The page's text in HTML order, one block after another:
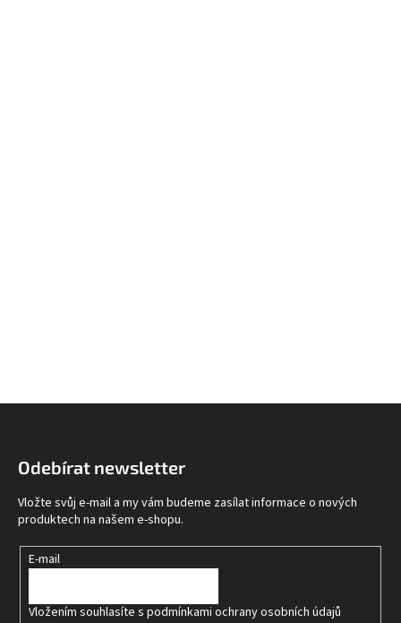
Odebírat newsletter
Vložte svůj e-mail a my vám budeme zasílat informace o nových
produktech na našem e-shopu.
E-mail
Vložením souhlasíte s podmínkami ochrany osobních údajů